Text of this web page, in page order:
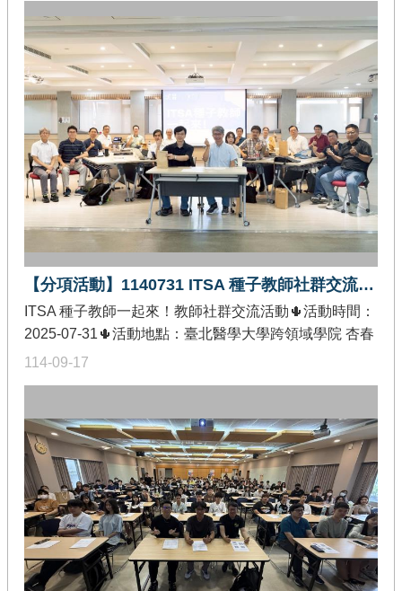
計畫徵件作業，推動中心特別辦理徵件說明會。說明會
內容涵蓋ABC類計畫之推動目標、核心推動機制、申請
規範及審查重點，並分享績優計畫之綜合作法，協助申
請單位掌握申請重點與實務操作。此外，會中亦介紹推
動中心各分項任務內容與可提供之服務項目，期能促進
計畫推動效益與資源整合運用。
【分項活動】1140731 ITSA 種子教師社群交流活動
114-09-17
ITSA 種子教師一起來！教師社群交流活動🌵活動時間：
2025-07-31🌵活動地點：臺北醫學大學跨領域學院 杏春
樓一樓🌵發佈單位：教育部智慧創新關鍵人才躍升計畫-
含智慧跨域教學分享、教學增能實踐分享與生成式AI教
學設計應用工作坊，期盼邀請各計劃團隊優秀教師與課
程進行短講分享與交流，達到計劃團隊彼此增能學習，
同時也強化教師社群功能。🌵當日活動影片：
https://youtu.be/TdQwGXt_EJk